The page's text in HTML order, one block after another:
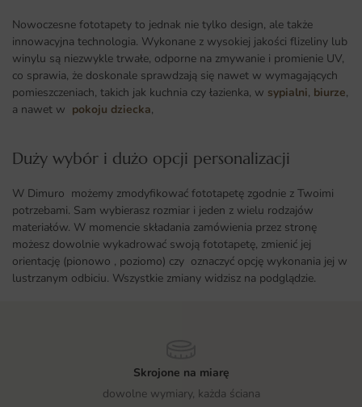
Nowoczesne fototapety to jednak nie tylko design, ale także
innowacyjna technologia. Wykonane z wysokiej jakości flizeliny lub
winylu są niezwykle trwałe, odporne na zmywanie i promienie UV,
co sprawia, że doskonale sprawdzają się nawet w wymagających
pomieszczeniach, takich jak kuchnia czy łazienka, w sypialni, biurze,
a nawet w pokoju dziecka,
Duży wybór i dużo opcji personalizacji ​
W Dimuro możemy zmodyfikować fototapetę zgodnie z Twoimi
potrzebami. Sam wybierasz rozmiar i jeden z wielu rodzajów
materiałów. W momencie składania zamówienia przez stronę
możesz dowolnie wykadrować swoją fototapetę, zmienić jej
orientację (pionowo , poziomo) czy oznaczyć opcję wykonania jej w
lustrzanym odbiciu. Wszystkie zmiany widzisz na podglądzie.
Skrojone na miarę
dowolne wymiary, każda ściana